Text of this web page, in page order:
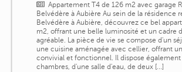
Appartement T4 de 126 m2 avec garage
Belvédère à Aubière Au sein de la résidence
Belvédère à Aubière, découvrez ce bel
m2, offrant une belle luminosité et un cadre
agréable. La pièce de vie se compose d'un
une cuisine aménagée avec cellier, offrant
convivial et fonctionnel. Il dispose également
chambres, d'une salle d'eau, de deux [...]